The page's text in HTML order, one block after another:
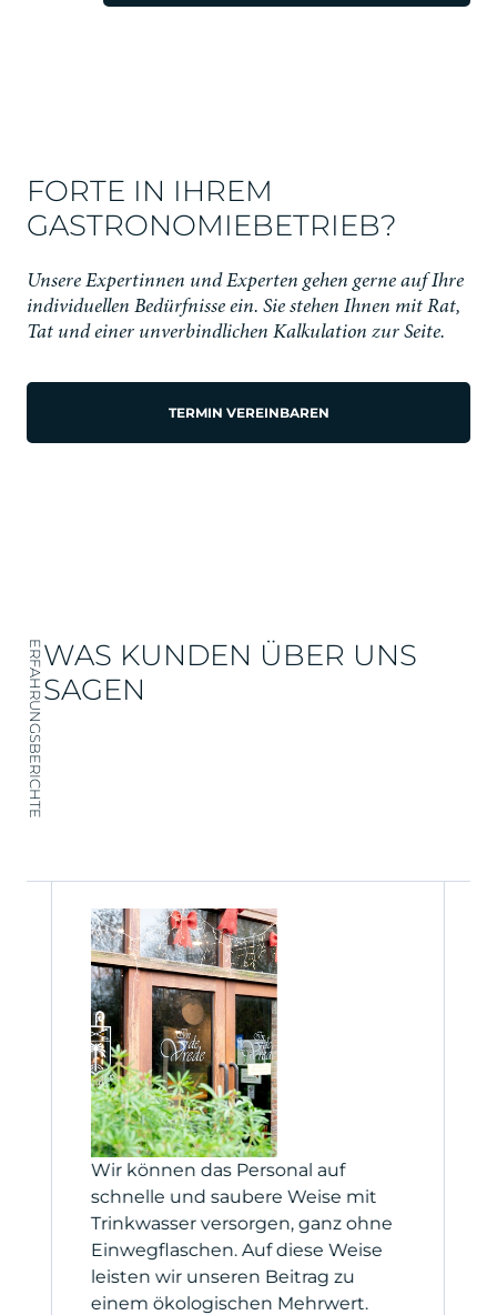
FORTE IN IHREM
GASTRONOMIEBETRIEB?
Unsere Expertinnen und Experten gehen gerne auf Ihre
individuellen Bedürfnisse ein. Sie stehen Ihnen mit Rat,
Tat und einer unverbindlichen Kalkulation zur Seite.
TERMIN VEREINBAREN
ERFAHRUNGSBERICHTEWAS KUNDEN ÜBER UNS
SAGEN
Wir können das Personal auf
schnelle und saubere Weise mit
Trinkwasser versorgen, ganz ohne
Einwegflaschen. Auf diese Weise
leisten wir unseren Beitrag zu
einem ökologischen Mehrwert.